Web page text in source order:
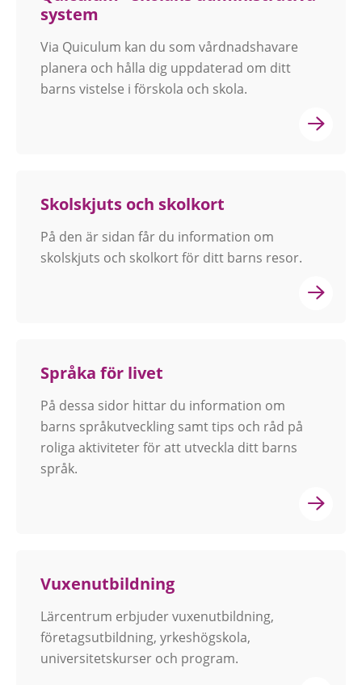
system
Via Quiculum kan du som vårdnadshavare
planera och hålla dig uppdaterad om ditt
barns vistelse i förskola och skola.
Skolskjuts och skolkort
På den är sidan får du information om
skolskjuts och skolkort för ditt barns resor.
Språka för livet
På dessa sidor hittar du information om
barns språkutveckling samt tips och råd på
roliga aktiviteter för att utveckla ditt barns
språk.
Vuxenutbildning
Lärcentrum erbjuder vuxenutbildning,
företagsutbildning, yrkeshögskola,
universitetskurser och program.